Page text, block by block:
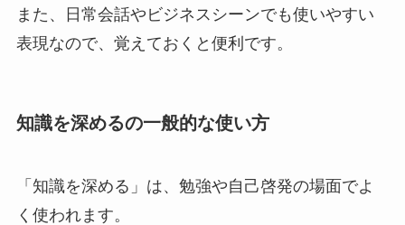
また、日常会話やビジネスシーンでも使いやすい
表現なので、覚えておくと便利です。
知識を深めるの一般的な使い方
「知識を深める」は、勉強や自己啓発の場面でよ
く使われます。